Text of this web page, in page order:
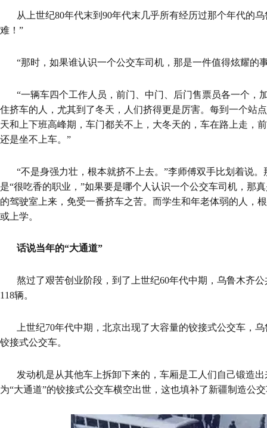
从上世纪80年代末到90年代末几乎所有经历过那个年代的
难！”
“那时，如果谁认识一个公交车司机，那是一件值得炫耀的
“一辆车四个工作人员，前门、中门、后门售票员各一个，
住挤车的人，尤其到了冬天，人们挤得更是厉害。每到一个站
天和上下班高峰期，车门都关不上，大冬天的，车在路上走，
还是坐不上车。”
“不是身强力壮，根本就挤不上去。”李师傅双手比划着说。
是“很吃香的职业，”如果要是哪个人认识一个公交车司机，那
的驾驶室上来，免受一番挤车之苦。而学生和年老体弱的人，
或上学。
话说当年的“大通道”
熬过了艰苦创业阶段，到了上世纪60年代中期，乌鲁木齐
118辆。
上世纪70年代中期，北京出现了大容量的铰接式公交车，
铰接式公交车。
发动机是从其他车上拆卸下来的，车厢是工人们自己锻造
为“大通道”的铰接式公交车横空出世，这也填补了新疆制造公